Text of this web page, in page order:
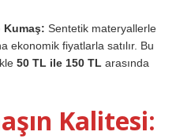
Kumaş: Sentetik materyallerle
ekonomik fiyatlarla satılır. Bu
50 TL ile 150 TL arasında
Kalitesi: